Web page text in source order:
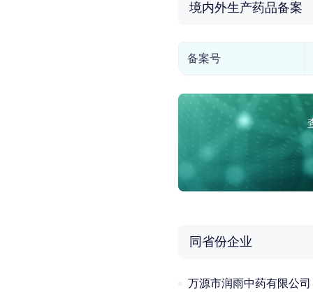
境内外生产药品备案
备案号
同省份企业
万源市润雨中药有限公司